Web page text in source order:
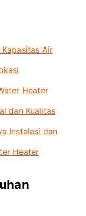
Kapasitas Air
Heater
dan Kualitas
Instalasi dan
Heater